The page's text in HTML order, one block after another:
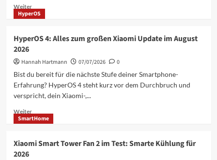
Updates
und
WeiterMehr
Informationen
YU7
und
Ultra
Vergleich:
Lei
erklärt
HyperOS
HyperOS 4: Alles zum großen Xiaomi Update im August
2026
Hannah Hartmann 07/07/2026
0
Bist du bereit für die nächste Stufe deiner Smartphone-
Erfahrung? HyperOS 4 steht kurz vor dem Durchbruch und
verspricht, dein Xiaomi-,...
WeiterMehr
Informationen
4:
SmartHome
Xiaomi Smart Tower Fan 2 im Test: Smarte Kühlung für
2026